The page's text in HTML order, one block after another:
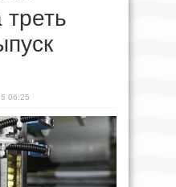
треть
06:25